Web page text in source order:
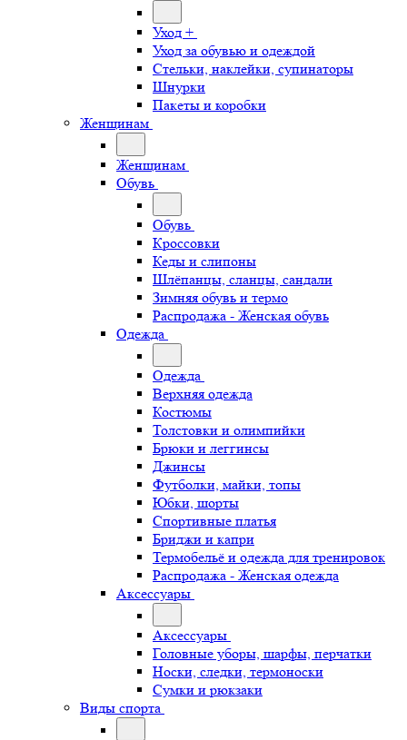
Уход +
Уход за обувью и одеждой
Стельки, наклейки, супинаторы
Шнурки
Пакеты и коробки
Женщинам
Женщинам
Обувь
Обувь
Кроссовки
Кеды и слипоны
Шлёпанцы, сланцы, сандали
Зимняя обувь и термо
Распродажа - Женская обувь
Одежда
Одежда
Верхняя одежда
Костюмы
Толстовки и олимпийки
Брюки и леггинсы
Джинсы
Футболки, майки, топы
Юбки, шорты
Спортивные платья
Бриджи и капри
Термобельё и одежда для тренировок
Распродажа - Женская одежда
Аксессуары
Аксессуары
Головные уборы, шарфы, перчатки
Носки, следки, термоноски
Сумки и рюкзаки
Виды спорта